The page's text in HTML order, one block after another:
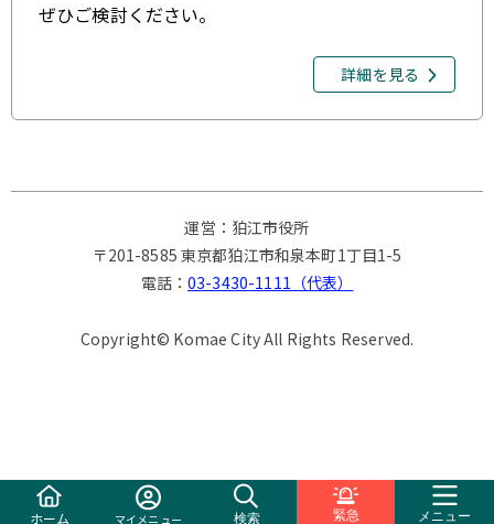
ぜひご検討ください。
詳細を見る
運営：狛江市役所
〒201-8585 東京都狛江市和泉本町1丁目1-5
電話：03-3430-1111（代表）
Copyright© Komae City All Rights Reserved.
ホーム マイメニュー 検索 緊急 メニュー